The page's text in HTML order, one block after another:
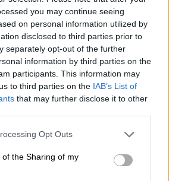
you may continue seeing
on personal information utilized by
disclosed to third parties prior to
separately opt-out of the further
information by third parties on the
participants. This information may
to third parties on the IAB’s List of
that may further disclose it to other
app uses one or more Google
or usage behaviour. You may click to
to Google and its third-party tags to
Opt Outs
the Sharing of my
το FBI
δύο
μηχανισμούς
της πόλης, όπου
για να γιορτάσει την